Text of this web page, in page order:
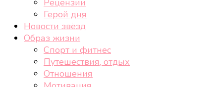
Рецензии
Герой дня
Новости звёзд
Образ жизни
Спорт и фитнес
Путешествия, отдых
Отношения